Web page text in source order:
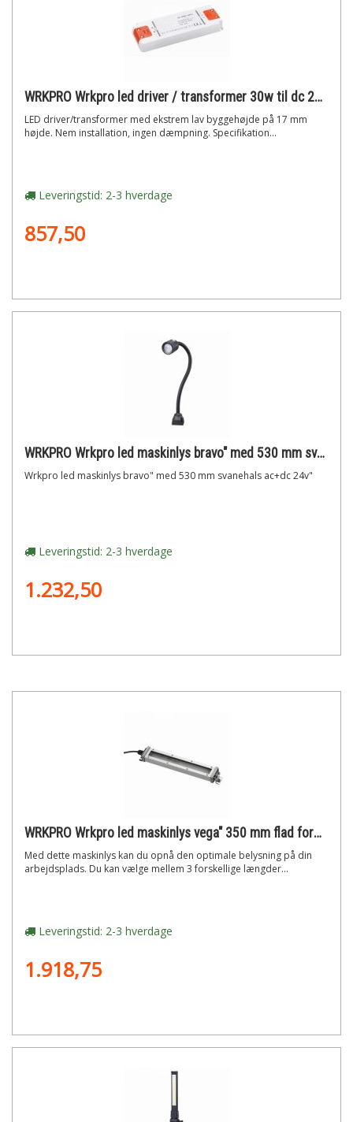
WRKPRO Wrkpro led driver / transformer 30w til dc 24v led maskinlys (kan omforme fra 200-240v til 24v)
LED driver/transformer med ekstrem lav byggehøjde på 17 mm
højde. Nem installation, ingen dæmpning. Specifikation...
Leveringstid: 2-3 hverdage
857,50
WRKPRO Wrkpro led maskinlys bravo" med 530 mm svanehals ac+dc 24v"
Wrkpro led maskinlys bravo" med 530 mm svanehals ac+dc 24v"
Leveringstid: 2-3 hverdage
1.232,50
WRKPRO Wrkpro led maskinlys vega" 350 mm flad form dc 24v"
Med dette maskinlys kan du opnå den optimale belysning på din
arbejdsplads. Du kan vælge mellem 3 forskellige længder...
Leveringstid: 2-3 hverdage
1.918,75